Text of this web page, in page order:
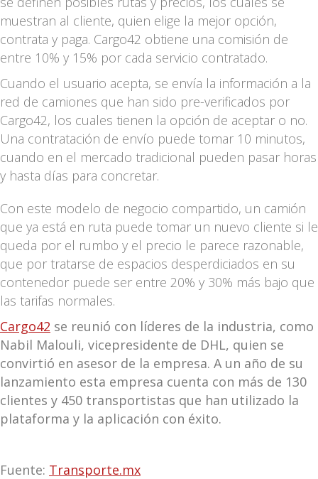
muestran al cliente, quien elige la mejor opción,
contrata y paga. Cargo42 obtiene una comisión de
entre 10% y 15% por cada servicio contratado.
Cuando el usuario acepta, se envía la información a la
red de camiones que han sido pre-verificados por
Cargo42, los cuales tienen la opción de aceptar o no.
Una contratación de envío puede tomar 10 minutos,
cuando en el mercado tradicional pueden pasar horas
y hasta días para concretar.
Con este modelo de negocio compartido, un camión
que ya está en ruta puede tomar un nuevo cliente si le
queda por el rumbo y el precio le parece razonable,
que por tratarse de espacios desperdiciados en su
contenedor puede ser entre 20% y 30% más bajo que
las tarifas normales.
Cargo42 se reunió con líderes de la industria, como
Nabil Malouli, vicepresidente de DHL, quien se
convirtió en asesor de la empresa. A un año de su
lanzamiento esta empresa cuenta con más de 130
clientes y 450 transportistas que han utilizado la
plataforma y la aplicación con éxito.
Fuente: Transporte.mx